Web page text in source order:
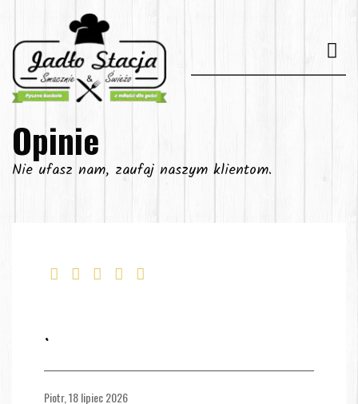
Opinie
Nie ufasz nam, zaufaj naszym klientom.
.
Piotr,18 lipiec 2026